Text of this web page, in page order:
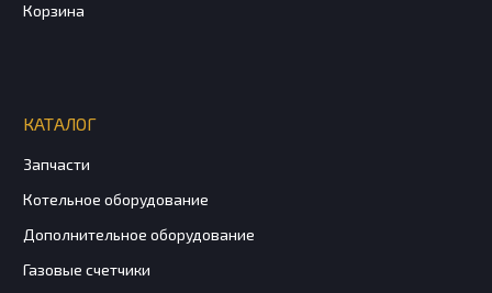
Корзина
КАТАЛОГ
Запчасти
Котельное оборудование
Дополнительное оборудование
Газовые счетчики